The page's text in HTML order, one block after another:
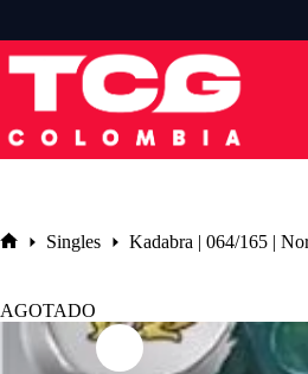
al
Singles Kadabra | 064/165 |
AGOTADO